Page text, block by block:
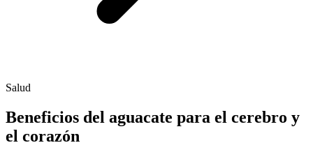
Salud
Beneficios del aguacate para el cerebro y
el corazón